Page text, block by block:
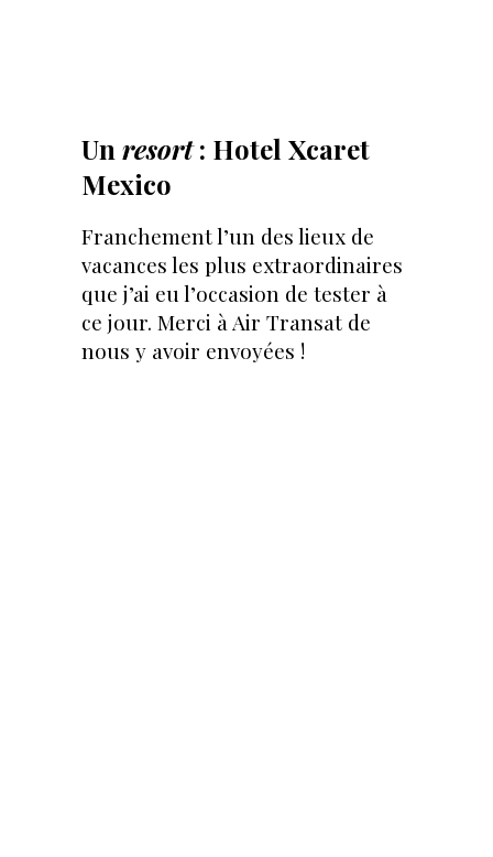
Un resort: Hotel Xcaret
Mexico
Franchement l’un des lieux de
vacances les plus extraordinaires
que j’ai eu l’occasion de tester à
ce jour. Merci à Air Transat de
nous y avoir envoyées !